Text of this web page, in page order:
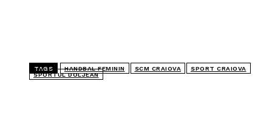
TAGS HANDBAL FEMININ SCM CRAIOVA
SPORT CRAIOVA
SPORTUL DOLJEAN